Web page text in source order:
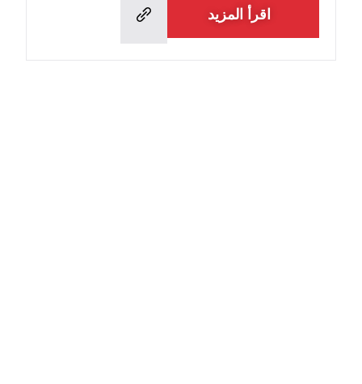
اقرأ المزيد